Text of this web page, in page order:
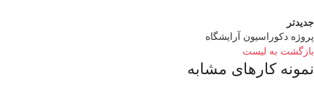
جدیدتر
پروژه دکوراسیون آرایشگاه
بازگشت به لیست
نمونه کارهای مشابه